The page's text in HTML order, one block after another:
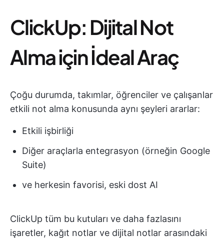
ClickUp: Dijital Not
Alma için İdeal Araç
Çoğu durumda, takımlar, öğrenciler ve çalışanlar
etkili not alma konusunda aynı şeyleri ararlar:
Etkili işbirliği
Diğer araçlarla entegrasyon (örneğin Google
Suite)
ve herkesin favorisi, eski dost AI
ClickUp tüm bu kutuları ve daha fazlasını
işaretler, kağıt notlar ve dijital notlar arasındaki